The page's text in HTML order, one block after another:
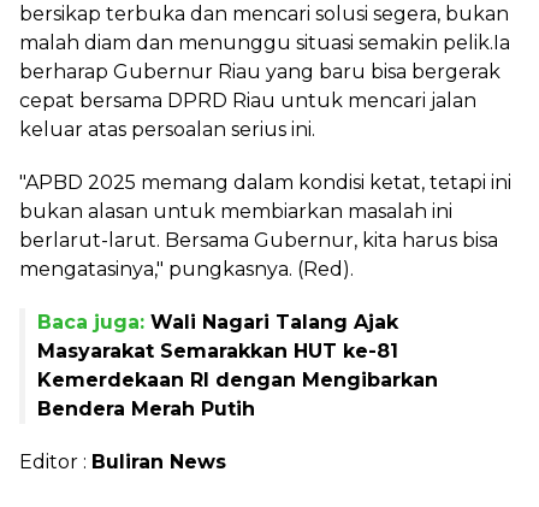
bersikap terbuka dan mencari solusi segera, bukan
malah diam dan menunggu situasi semakin pelik.Ia
berharap Gubernur Riau yang baru bisa bergerak
cepat bersama DPRD Riau untuk mencari jalan
keluar atas persoalan serius ini.
"APBD 2025 memang dalam kondisi ketat, tetapi ini
bukan alasan untuk membiarkan masalah ini
berlarut-larut. Bersama Gubernur, kita harus bisa
mengatasinya," pungkasnya. (Red).
Baca juga: Wali Nagari Talang Ajak
Masyarakat Semarakkan HUT ke-81
Kemerdekaan RI dengan Mengibarkan
Bendera Merah Putih
Editor : Buliran News